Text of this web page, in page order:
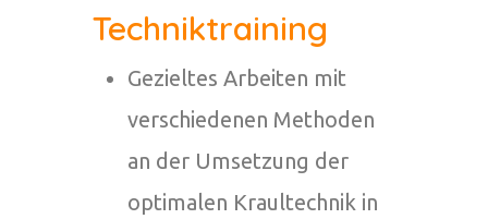
Techniktraining
Gezieltes Arbeiten mit
verschiedenen Methoden
an der Umsetzung der
optimalen Kraultechnik in